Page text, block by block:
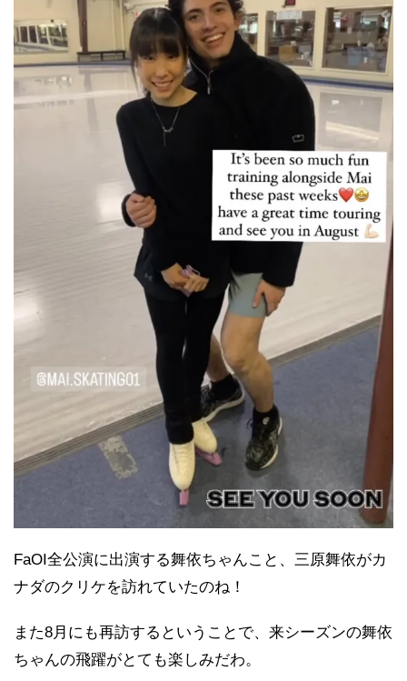
FaOI全公演に出演する舞依ちゃんこと、三原舞依がカ
ナダのクリケを訪れていたのね！
また8月にも再訪するということで、来シーズンの舞依
ちゃんの飛躍がとても楽しみだわ。